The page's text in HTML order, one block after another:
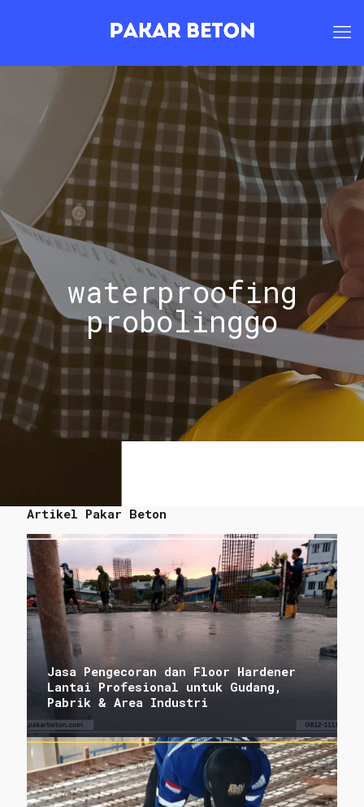
waterproofing
probolinggo
Artikel Pakar Beton
Jasa Pengecoran dan Floor Hardener
Lantai Profesional untuk Gudang,
Pabrik & Area Industri